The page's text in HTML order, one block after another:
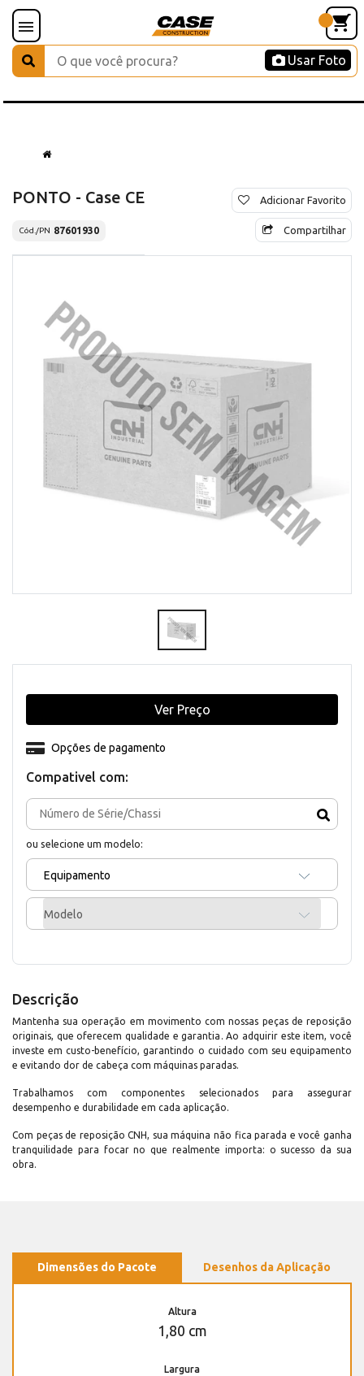
Usar Foto
PONTO - Case CE
Cód./PN 87601930
Adicionar Favorito
Compartilhar
Compativel com:
ou selecione um modelo:
Equipamento
Modelo
Opções de pagamento
Ver Preço
Descrição
Mantenha sua operação em movimento com nossas peças de reposição
originais, que oferecem qualidade e garantia. Ao adquirir este item, você
investe em custo-benefício, garantindo o cuidado com seu equipamento
e evitando dor de cabeça com máquinas paradas.
Trabalhamos com componentes selecionados para assegurar
desempenho e durabilidade em cada aplicação.
Com peças de reposição CNH, sua máquina não fica parada e você ganha
tranquilidade para focar no que realmente importa: o sucesso da sua
obra.
Dimensões do Pacote Desenhos da Aplicação
Altura
1,80 cm
Largura